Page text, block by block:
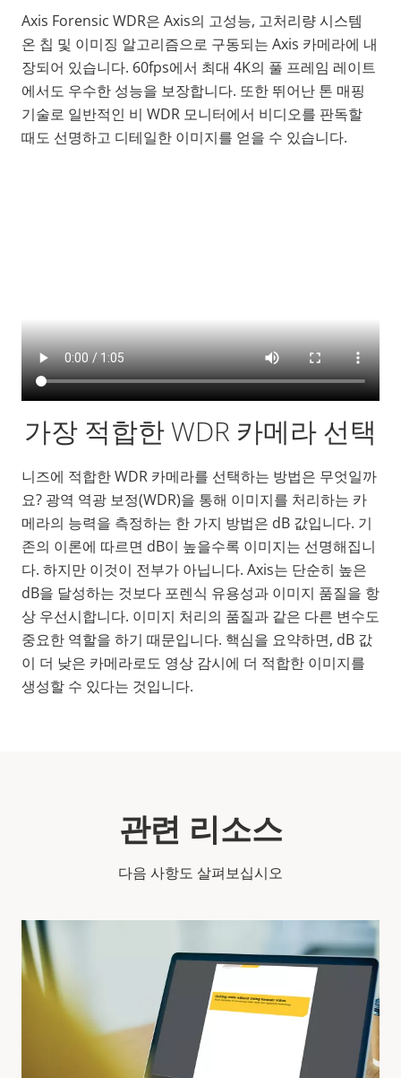
Axis Forensic WDR은 Axis의 고성능, 고처리량 시스템
온 칩 및 이미징 알고리즘으로 구동되는 Axis 카메라에 내
장되어 있습니다. 60fps에서 최대 4K의 풀 프레임 레이트
에서도 우수한 성능을 보장합니다. 또한 뛰어난 톤 매핑
기술로 일반적인 비 WDR 모니터에서 비디오를 판독할
때도 선명하고 디테일한 이미지를 얻을 수 있습니다.
가장 적합한 WDR 카메라 선택
니즈에 적합한 WDR 카메라를 선택하는 방법은 무엇일까
요? 광역 역광 보정(WDR)을 통해 이미지를 처리하는 카
메라의 능력을 측정하는 한 가지 방법은 dB 값입니다. 기
존의 이론에 따르면 dB이 높을수록 이미지는 선명해집니
다. 하지만 이것이 전부가 아닙니다. Axis는 단순히 높은
dB을 달성하는 것보다 포렌식 유용성과 이미지 품질을 항
상 우선시합니다. 이미지 처리의 품질과 같은 다른 변수도
중요한 역할을 하기 때문입니다. 핵심을 요약하면, dB 값
이 더 낮은 카메라로도 영상 감시에 더 적합한 이미지를
생성할 수 있다는 것입니다.
관련 리소스
다음 사항도 살펴보십시오